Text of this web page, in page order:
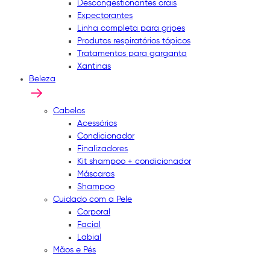
Descongestionantes orais
Expectorantes
Linha completa para gripes
Produtos respiratórios tópicos
Tratamentos para garganta
Xantinas
Beleza
Cabelos
Acessórios
Condicionador
Finalizadores
Kit shampoo + condicionador
Máscaras
Shampoo
Cuidado com a Pele
Corporal
Facial
Labial
Mãos e Pés